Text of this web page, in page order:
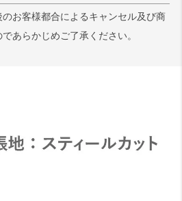
お客様都合によるキャンセル及び商
あらかじめご了承ください。